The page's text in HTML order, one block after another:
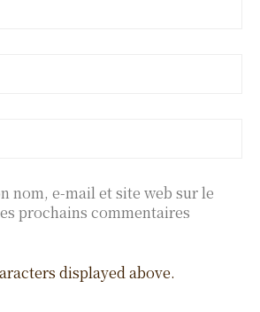
nom, e-mail et site web sur le
prochains commentaires
displayed above.